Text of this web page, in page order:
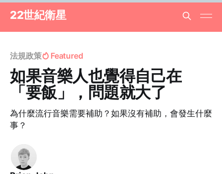
22世紀衛星
法規政策 Featured
如果音樂人也覺得自己在
「要飯」，問題就大了
為什麼流行音樂需要補助？如果沒有補助，會發生什麼
事？